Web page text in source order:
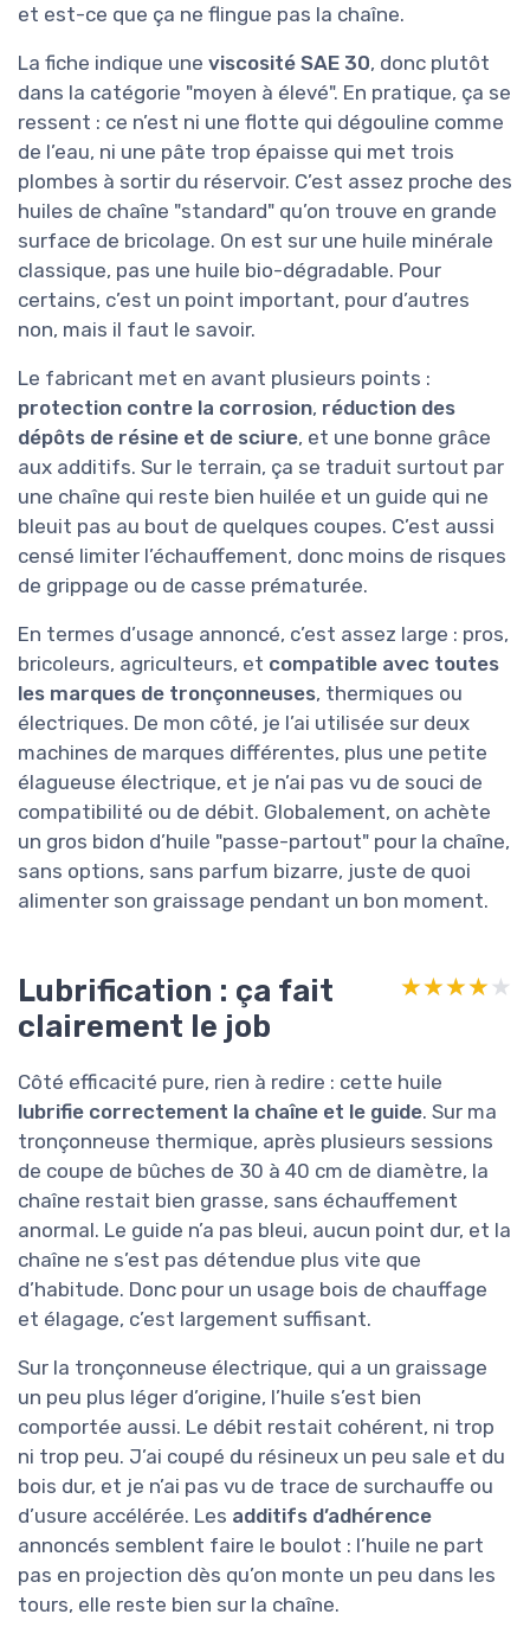
et est-ce que ça ne flingue pas la chaîne.
La fiche indique une viscosité SAE 30, donc plutôt
dans la catégorie "moyen à élevé". En pratique, ça se
ressent : ce n’est ni une flotte qui dégouline comme
de l’eau, ni une pâte trop épaisse qui met trois
plombes à sortir du réservoir. C’est assez proche des
huiles de chaîne "standard" qu’on trouve en grande
surface de bricolage. On est sur une huile minérale
classique, pas une huile bio-dégradable. Pour
certains, c’est un point important, pour d’autres
non, mais il faut le savoir.
Le fabricant met en avant plusieurs points :
protection contre la corrosion, réduction des
dépôts de résine et de sciure, et une bonne grâce
aux additifs. Sur le terrain, ça se traduit surtout par
une chaîne qui reste bien huilée et un guide qui ne
bleuit pas au bout de quelques coupes. C’est aussi
censé limiter l’échauffement, donc moins de risques
de grippage ou de casse prématurée.
En termes d’usage annoncé, c’est assez large : pros,
bricoleurs, agriculteurs, et compatible avec toutes
les marques de tronçonneuses, thermiques ou
électriques. De mon côté, je l’ai utilisée sur deux
machines de marques différentes, plus une petite
élagueuse électrique, et je n’ai pas vu de souci de
compatibilité ou de débit. Globalement, on achète
un gros bidon d’huile "passe-partout" pour la chaîne,
sans options, sans parfum bizarre, juste de quoi
alimenter son graissage pendant un bon moment.
Lubrification : ça fait
clairement le job
★★★★★
★★★★★
Côté efficacité pure, rien à redire : cette huile
lubrifie correctement la chaîne et le guide. Sur ma
tronçonneuse thermique, après plusieurs sessions
de coupe de bûches de 30 à 40 cm de diamètre, la
chaîne restait bien grasse, sans échauffement
anormal. Le guide n’a pas bleui, aucun point dur, et la
chaîne ne s’est pas détendue plus vite que
d’habitude. Donc pour un usage bois de chauffage
et élagage, c’est largement suffisant.
Sur la tronçonneuse électrique, qui a un graissage
un peu plus léger d’origine, l’huile s’est bien
comportée aussi. Le débit restait cohérent, ni trop
ni trop peu. J’ai coupé du résineux un peu sale et du
bois dur, et je n’ai pas vu de trace de surchauffe ou
d’usure accélérée. Les additifs d’adhérence
annoncés semblent faire le boulot : l’huile ne part
pas en projection dès qu’on monte un peu dans les
tours, elle reste bien sur la chaîne.